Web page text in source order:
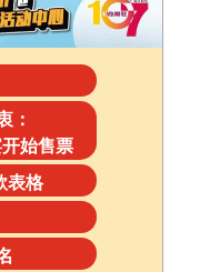
：
开始售票
表格